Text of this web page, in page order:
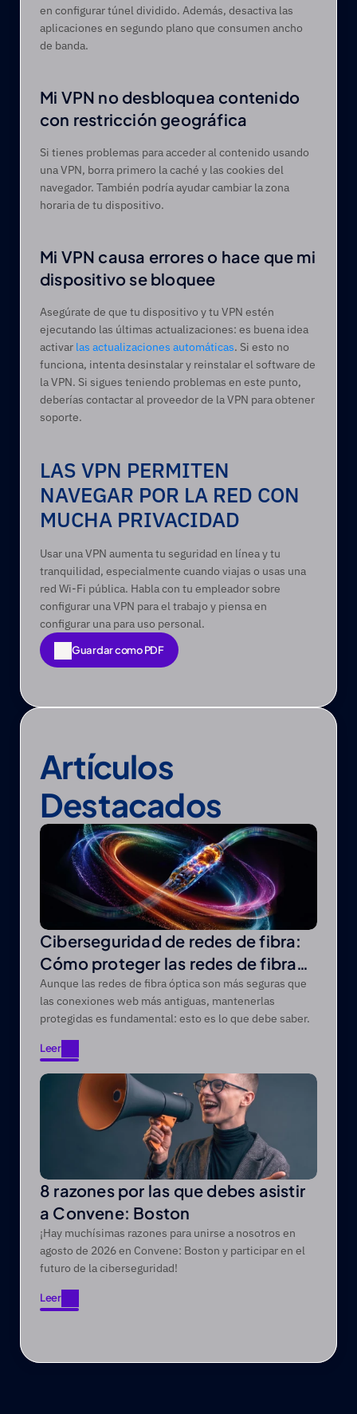
en configurar túnel dividido. Además, desactiva las
aplicaciones en segundo plano que consumen ancho
de banda.
Mi VPN no desbloquea contenido
con restricción geográfica
Si tienes problemas para acceder al contenido usando
una VPN, borra primero la caché y las cookies del
navegador. También podría ayudar cambiar la zona
horaria de tu dispositivo.
Mi VPN causa errores o hace que mi
dispositivo se bloquee
Asegúrate de que tu dispositivo y tu VPN estén
ejecutando las últimas actualizaciones: es buena idea
activar las actualizaciones automáticas. Si esto no
funciona, intenta desinstalar y reinstalar el software de
la VPN. Si sigues teniendo problemas en este punto,
deberías contactar al proveedor de la VPN para obtener
soporte.
LAS VPN PERMITEN
NAVEGAR POR LA RED CON
MUCHA PRIVACIDAD
Usar una VPN aumenta tu seguridad en línea y tu
tranquilidad, especialmente cuando viajas o usas una
red Wi-Fi pública. Habla con tu empleador sobre
configurar una VPN para el trabajo y piensa en
configurar una para uso personal.
Guardar como PDF
Guardar como PDF
Artículos
Destacados
Ciberseguridad de redes de fibra:
Cómo proteger las redes de fibra
óptica de las amenazas modernas
Aunque las redes de fibra óptica son más seguras que
las conexiones web más antiguas, mantenerlas
protegidas es fundamental: esto es lo que debe saber.
Leer
Leer
8 razones por las que debes asistir
a Convene: Boston
¡Hay muchísimas razones para unirse a nosotros en
agosto de 2026 en Convene: Boston y participar en el
futuro de la ciberseguridad!
Leer
Leer